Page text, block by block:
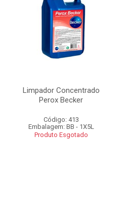
Limpador Concentrado
Perox Becker
Código: 413
Embalagem: BB - 1X5L
Produto Esgotado